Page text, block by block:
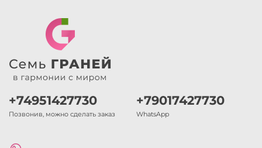
+74951427730
Позвонив, можно сделать заказ
+79017427730
WhatsApp